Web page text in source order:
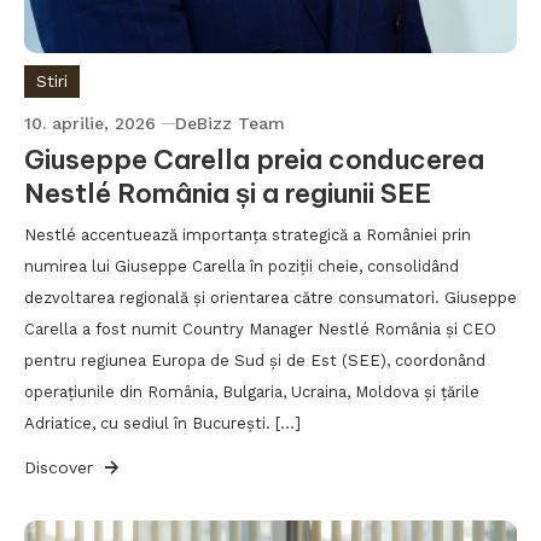
Stiri
10. aprilie, 2026 DeBizz Team
Giuseppe Carella preia conducerea
Nestlé România și a regiunii SEE
Nestlé accentuează importanța strategică a României prin
numirea lui Giuseppe Carella în poziții cheie, consolidând
dezvoltarea regională și orientarea către consumatori. Giuseppe
Carella a fost numit Country Manager Nestlé România și CEO
pentru regiunea Europa de Sud și de Est (SEE), coordonând
operațiunile din România, Bulgaria, Ucraina, Moldova și țările
Adriatice, cu sediul în București. […]
Discover